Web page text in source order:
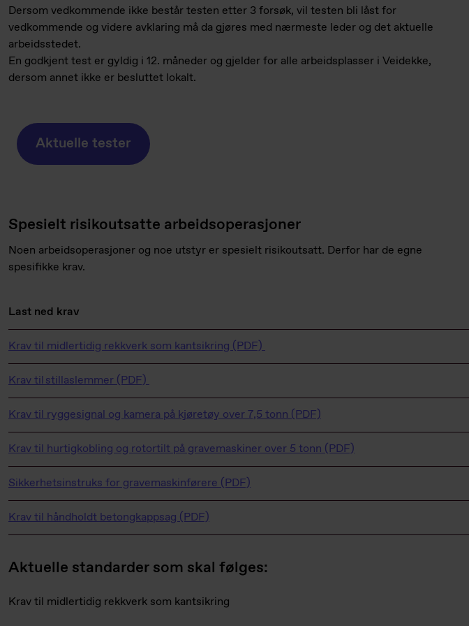
Dersom vedkommende ikke består testen etter 3 forsøk, vil testen bli låst for
vedkommende og videre avklaring må da gjøres med nærmeste leder og det aktuelle
arbeidsstedet.
En godkjent test er gyldig i 12. måneder og gjelder for alle arbeidsplasser i Veidekke,
dersom annet ikke er besluttet lokalt.
Aktuelle tester
Spesielt risikoutsatte arbeidsoperasjoner
Noen arbeidsoperasjoner og noe utstyr er spesielt risikoutsatt. Derfor har de egne
spesifikke krav.
Last ned krav
Krav til midlertidig rekkverk som kantsikring (PDF)
Krav til stillaslemmer (PDF)
Krav til ryggesignal og kamera på kjøretøy over 7,5 tonn (PDF)
Krav til hurtigkobling og rotortilt på gravemaskiner over 5 tonn (PDF)
Sikkerhetsinstruks for gravemaskinførere (PDF)
Krav til håndholdt betongkappsag (PDF)
Aktuelle standarder som skal følges:
Krav til midlertidig rekkverk som kantsikring